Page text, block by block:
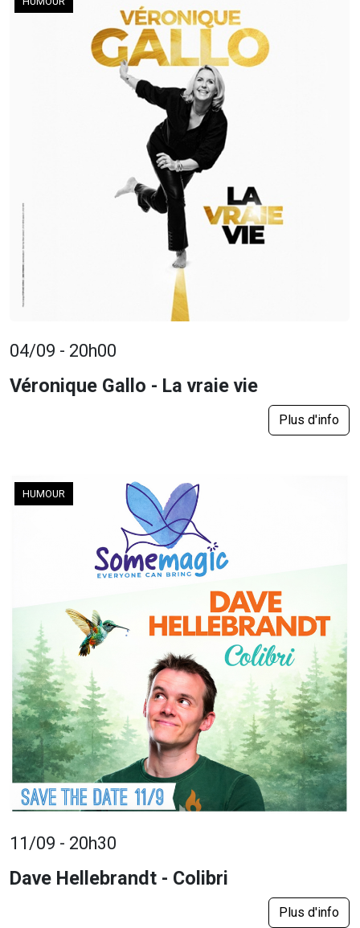
04/09 - 20h00
Véronique Gallo - La vraie vie
Plus d'info
HUMOUR
11/09 - 20h30
Dave Hellebrandt - Colibri
Plus d'info